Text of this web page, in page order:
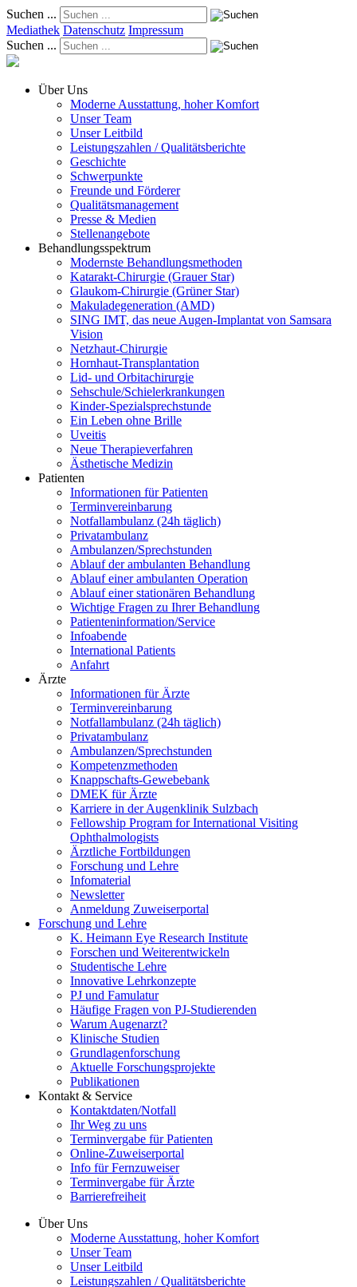
Suchen ...
Mediathek Datenschutz Impressum
Suchen ...
Über Uns
Moderne Ausstattung, hoher Komfort
Unser Team
Unser Leitbild
Leistungszahlen / Qualitätsberichte
Geschichte
Schwerpunkte
Freunde und Förderer
Qualitätsmanagement
Presse & Medien
Stellenangebote
Behandlungsspektrum
Modernste Behandlungsmethoden
Katarakt-Chirurgie (Grauer Star)
Glaukom-Chirurgie (Grüner Star)
Makuladegeneration (AMD)
SING IMT, das neue Augen-Implantat von Samsara
Vision
Netzhaut-Chirurgie
Hornhaut-Transplantation
Lid- und Orbitachirurgie
Sehschule/Schielerkrankungen
Kinder-Spezialsprechstunde
Ein Leben ohne Brille
Uveitis
Neue Therapieverfahren
Ästhetische Medizin
Patienten
Informationen für Patienten
Terminvereinbarung
Notfallambulanz (24h täglich)
Privatambulanz
Ambulanzen/Sprechstunden
Ablauf der ambulanten Behandlung
Ablauf einer ambulanten Operation
Ablauf einer stationären Behandlung
Wichtige Fragen zu Ihrer Behandlung
Patienteninformation/Service
Infoabende
International Patients
Anfahrt
Ärzte
Informationen für Ärzte
Terminvereinbarung
Notfallambulanz (24h täglich)
Privatambulanz
Ambulanzen/Sprechstunden
Kompetenzmethoden
Knappschafts-Gewebebank
DMEK für Ärzte
Karriere in der Augenklinik Sulzbach
Fellowship Program for International Visiting
Ophthalmologists
Ärztliche Fortbildungen
Forschung und Lehre
Infomaterial
Newsletter
Anmeldung Zuweiserportal
Forschung und Lehre
K. Heimann Eye Research Institute
Forschen und Weiterentwickeln
Studentische Lehre
Innovative Lehrkonzepte
PJ und Famulatur
Häufige Fragen von PJ-Studierenden
Warum Augenarzt?
Klinische Studien
Grundlagenforschung
Aktuelle Forschungsprojekte
Publikationen
Kontakt & Service
Kontaktdaten/Notfall
Ihr Weg zu uns
Terminvergabe für Patienten
Online-Zuweiserportal
Info für Fernzuweiser
Terminvergabe für Ärzte
Barrierefreiheit
Über Uns
Moderne Ausstattung, hoher Komfort
Unser Team
Unser Leitbild
Leistungszahlen / Qualitätsberichte